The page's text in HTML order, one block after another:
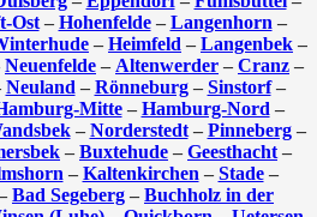
Ost– Hohenfelde– Langenhorn –
– Heimfeld – Langenbek –
Neuenfelde – Altenwerder – Cranz –
Neuland – Rönneburg– Sinstorf–
Mitte– Hamburg-Nord –
– Norderstedt– Pinneberg–
– Buxtehude – Geesthacht –
– Kaltenkirchen – Stade–
Bad Segeberg – Buchholz in der